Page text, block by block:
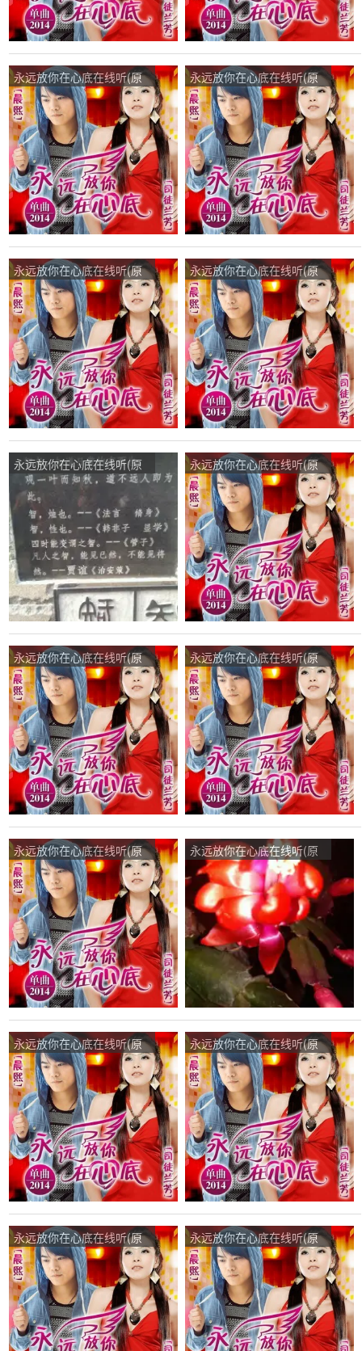
永远放你在心底在线听(原
唱是晨熙/司徒兰芳)，隨夢
而飛演唱点播:25次
永远放你在心底在线听(原
唱是晨熙/司徒兰芳)，廊桥
遗梦演唱点播:59次
永远放你在心底在线听(原
唱是晨熙/司徒兰芳)，天天
开心演唱点播:143次
永远放你在心底在线听(原
唱是晨熙/司徒兰芳)，心态
决定健康演唱点播:111次
永远放你在心底在线听(原
唱是晨熙/司徒兰芳)，还天
空一片蓝演唱点播:138次
永远放你在心底在线听(原
唱是晨熙/司徒兰芳)，一生
平安演唱点播:30次
永远放你在心底在线听(原
唱是晨熙/司徒兰芳)，缘
份，KUN演唱点播:55次
永远放你在心底在线听(原
唱是晨熙/司徒兰芳)，幸福
的人演唱点播:63次
永远放你在心底在线听(原
唱是晨熙/司徒兰芳)，@宏
哥@演唱点播:15次
永远放你在心底在线听(原
唱是晨熙/司徒兰芳)，我演
唱点播:35次
永远放你在心底在线听(原
唱是晨熙/司徒兰芳)，时光
不染，回忆不淡演唱点
播:72次
永远放你在心底在线听(原
唱是晨熙/司徒兰芳)，凰翔
主唱李立忠演唱点播:15次
永远放你在心底在线听(原
唱是晨熙/司徒兰芳)，二姐
演唱点播:141次
永远放你在心底在线听(原
唱是晨熙/司徒兰芳)，盛开
演唱点播:51次